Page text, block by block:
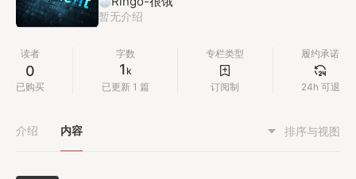
暂无介绍
读者
0
已购买
字数
1k
已更新 1 篇
专栏类型
订阅制
履约承诺
24h 可退
介绍 内容 排序与视图